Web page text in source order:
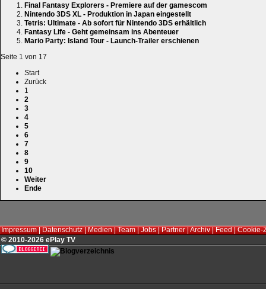
Final Fantasy Explorers - Premiere auf der gamescom
Nintendo 3DS XL - Produktion in Japan eingestellt
Tetris: Ultimate - Ab sofort für Nintendo 3DS erhältlich
Fantasy Life - Geht gemeinsam ins Abenteuer
Mario Party: Island Tour - Launch-Trailer erschienen
Seite 1 von 17
Start
Zurück
1
2
3
4
5
6
7
8
9
10
Weiter
Ende
Impressum|Datenschutz|Medien|Team|Jobs|Partner|Archiv|Feed|Cookie-
© 2010-2026 ePlay TV